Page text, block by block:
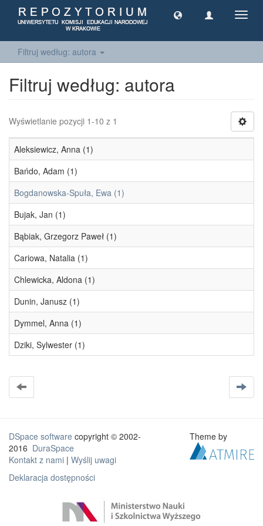
Filtruj według: autora
Filtruj według: autora
Wyświetlanie pozycji 1-10 z 1
Aleksiewicz, Anna (1)
Bańdo, Adam (1)
Bogdanowska-Spuła, Ewa (1)
Bujak, Jan (1)
Bąbiak, Grzegorz Paweł (1)
Cariowa, Natalia (1)
Chlewicka, Aldona (1)
Dunin, Janusz (1)
Dymmel, Anna (1)
Dziki, Sylwester (1)
DSpace software copyright © 2002-
2016 DuraSpace
Kontakt z nami | Wyślij uwagi
Deklaracja dostępności
Theme by